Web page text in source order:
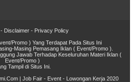
- Disclaimer- Privacy Policy
Promo ) Yang Terdapat Pada Situs Ini
Masing Pemasang Iklan ( Event/Promo ).
Jawab Terhadap Keseluruhan Materi Iklan (
Event/Promo )
Tampil di Situs Ini.
| Job Fair - Event - Lowongan Kerja 2020